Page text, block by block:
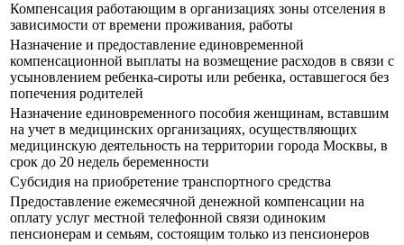
Компенсация работающим в организациях зоны отселения в
зависимости от времени проживания, работы
Назначение и предоставление единовременной
компенсационной выплаты на возмещение расходов в связи с
усыновлением ребенка-сироты или ребенка, оставшегося без
попечения родителей
Назначение единовременного пособия женщинам, вставшим
на учет в медицинских организациях, осуществляющих
медицинскую деятельность на территории города Москвы, в
срок до 20 недель беременности
Субсидия на приобретение транспортного средства
Предоставление ежемесячной денежной компенсации на
оплату услуг местной телефонной связи одиноким
пенсионерам и семьям, состоящим только из пенсионеров